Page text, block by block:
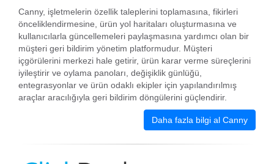
Canny, işletmelerin özellik taleplerini toplamasına, fikirleri
önceliklendirmesine, ürün yol haritaları oluşturmasına ve
kullanıcılarla güncellemeleri paylaşmasına yardımcı olan bir
müşteri geri bildirim yönetim platformudur. Müşteri
içgörülerini merkezi hale getirir, ürün karar verme süreçlerini
iyileştirir ve oylama panoları, değişiklik günlüğü,
entegrasyonlar ve ürün odaklı ekipler için yapılandırılmış
araçlar aracılığıyla geri bildirim döngülerini güçlendirir.
Daha fazla bilgi al Canny